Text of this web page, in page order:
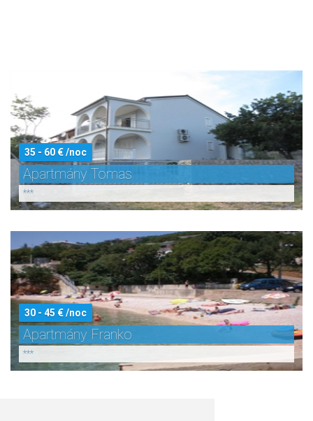
35 - 60 € /noc
Apartmány Tomas
***
30 - 45 € /noc
Apartmány Franko
***